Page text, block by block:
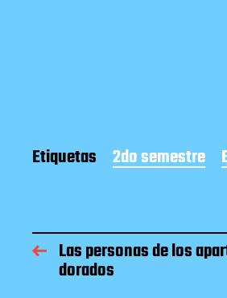
Etiquetas 2do semestre
Las personas de los
dorados